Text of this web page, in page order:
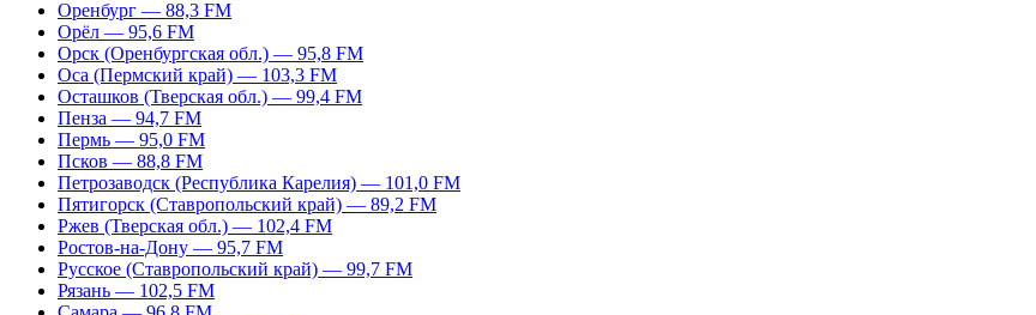
Оренбург — 88,3 FM
Орёл — 95,6 FM
Орск (Оренбургская обл.) — 95,8 FM
Оса (Пермский край) — 103,3 FM
Осташков (Тверская обл.) — 99,4 FM
Пенза — 94,7 FM
Пермь — 95,0 FM
Псков — 88,8 FM
Петрозаводск (Республика Карелия) — 101,0 FM
Пятигорск (Ставропольский край) — 89,2 FM
Ржев (Тверская обл.) — 102,4 FM
Ростов-на-Дону — 95,7 FM
Русское (Ставропольский край) — 99,7 FM
Рязань — 102,5 FM